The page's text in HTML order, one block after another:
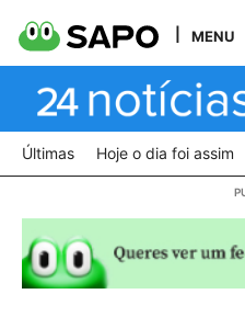
MENU
Últimas Hoje o dia foi assim